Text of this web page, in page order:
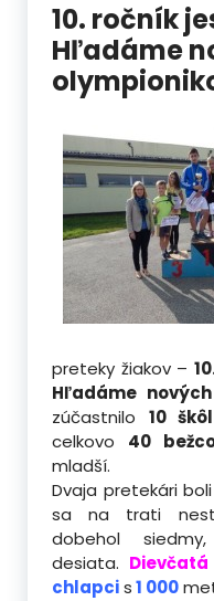
10. ročník
Hľadáme
preteky žiakov –
Hľadáme
zúčastnilo 10 škôl
celkovo 40
mladší.
Dvaja pretekári
sa na trati
dobehol
desiata. Dievčatá
chlapcis1 000